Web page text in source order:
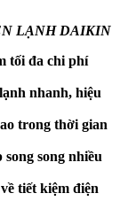
LẠNH DAIKIN
tối đa chi phí
nhanh, hiệu
trong thời gian
song nhiều
tiết kiệm điện